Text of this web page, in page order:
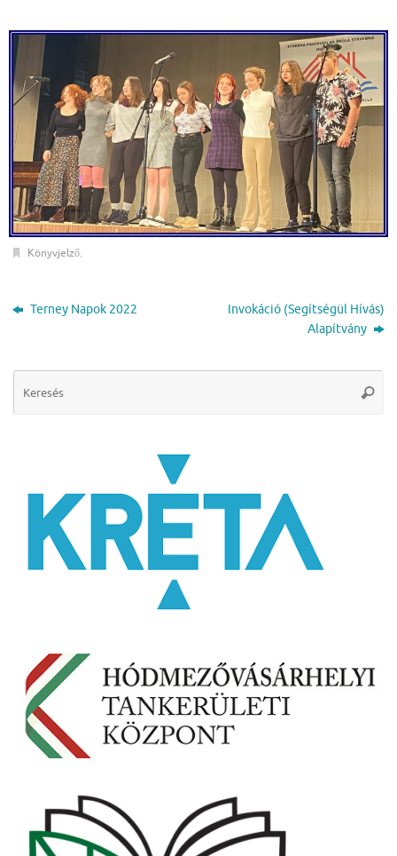
Könyvjelző.
Terney Napok 2022
Invokáció (Segítségül Hívás)
Alapítvány